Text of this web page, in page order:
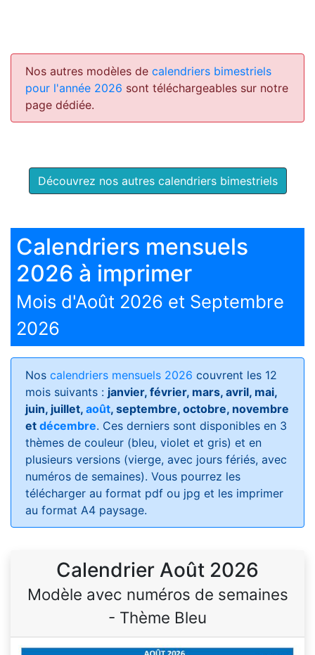
Nos autres modèles de calendriers bimestriels
pour l'année 2026 sont téléchargeables sur notre
page dédiée.
Découvrez nos autres calendriers bimestriels
Calendriers mensuels
2026 à imprimer
Mois d'Août 2026 et Septembre
2026
Nos calendriers mensuels 2026 couvrent les 12
mois suivants : janvier, février, mars, avril, mai,
juin, juillet, août, septembre, octobre, novembre
et décembre. Ces derniers sont disponibles en 3
thèmes de couleur (bleu, violet et gris) et en
plusieurs versions (vierge, avec jours fériés, avec
numéros de semaines). Vous pourrez les
télécharger au format pdf ou jpg et les imprimer
au format A4 paysage.
Calendrier Août 2026
Modèle avec numéros de semaines
- Thème Bleu